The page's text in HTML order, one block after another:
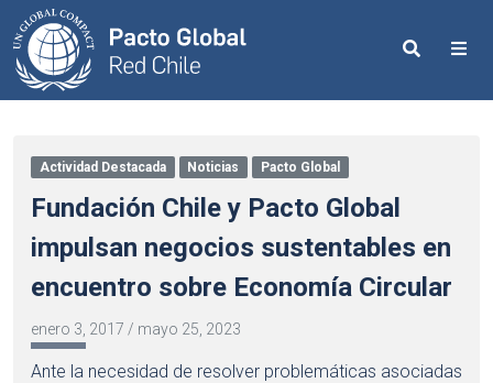
Search
Actividad Destacada Noticias Pacto Global
Fundación Chile y Pacto Global
impulsan negocios sustentables en
encuentro sobre Economía Circular
enero 3, 2017 / mayo 25, 2023
Ante la necesidad de resolver problemáticas asociadas